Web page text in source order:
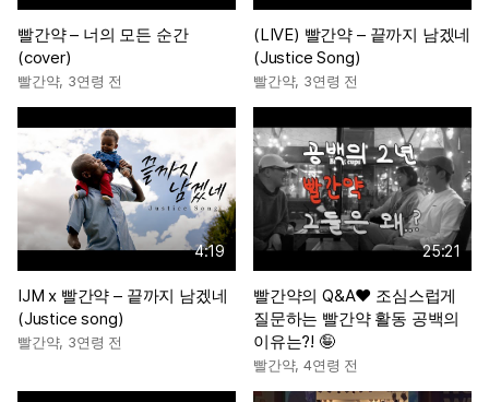
빨간약 – 너의 모든 순간
(cover)
빨간약, 3연령 전
(LIVE) 빨간약 – 끝까지 남겠네
(Justice Song)
빨간약, 3연령 전
4:19
IJM x 빨간약 – 끝까지 남겠네
(Justice song)
빨간약, 3연령 전
25:21
빨간약의 Q&A❤️ 조심스럽게
질문하는 빨간약 활동 공백의
이유는?! 🤪
빨간약,4연령 전